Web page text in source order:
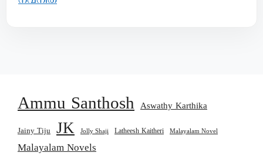
Ammu Santhosh Aswathy Karthika
Jainy Tiju JK Jolly Shaji Latheesh Kaitheri Malayalam Novel
Malayalam Novels